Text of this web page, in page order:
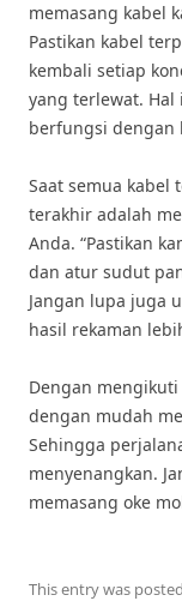
memasang kabel
Pastikan kabel
kembali setiap
yang terlewat.
berfungsi dengan
Saat semua kabel
terakhir adalah
Anda. “Pastikan
dan atur sudut
Jangan lupa juga
hasil rekaman
Dengan
dengan mudah
Sehingga
menyenangkan.
memasang oke
This entry was